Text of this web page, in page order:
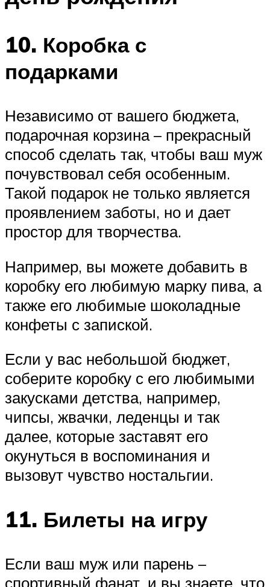
10. Коробка с
подарками
Независимо от вашего бюджета,
подарочная корзина – прекрасный
способ сделать так, чтобы ваш муж
почувствовал себя особенным.
Такой подарок не только является
проявлением заботы, но и дает
простор для творчества.
Например, вы можете добавить в
коробку его любимую марку пива, а
также его любимые шоколадные
конфеты с запиской.
Если у вас небольшой бюджет,
соберите коробку с его любимыми
закусками детства, например,
чипсы, жвачки, леденцы и так
далее, которые заставят его
окунуться в воспоминания и
вызовут чувство ностальгии.
11. Билеты на игру
Если ваш муж или парень –
спортивный фанат, и вы знаете, что